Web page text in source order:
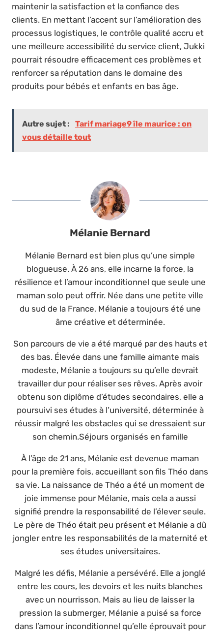
maintenir la satisfaction et la confiance des
clients. En mettant l’accent sur l’amélioration des
processus logistiques, le contrôle qualité accru et
une meilleure accessibilité du service client, Jukki
pourrait résoudre efficacement ces problèmes et
renforcer sa réputation dans le domaine des
produits pour bébés et enfants en bas âge.
Autre sujet :
Tarif mariage9 île maurice : on
vous détaille tout
Mélanie Bernard
Mélanie Bernard est bien plus qu’une simple
blogueuse. À 26 ans, elle incarne la force, la
résilience et l’amour inconditionnel que seule une
maman solo peut offrir. Née dans une petite ville
du sud de la France, Mélanie a toujours été une
âme créative et déterminée.
Son parcours de vie a été marqué par des hauts et
des bas. Élevée dans une famille aimante mais
modeste, Mélanie a toujours su qu’elle devrait
travailler dur pour réaliser ses rêves. Après avoir
obtenu son diplôme d’études secondaires, elle a
poursuivi ses études à l’université, déterminée à
réussir malgré les obstacles qui se dressaient sur
son chemin.Séjours organisés en famille
À l’âge de 21 ans, Mélanie est devenue maman
pour la première fois, accueillant son fils Théo dans
sa vie. La naissance de Théo a été un moment de
joie immense pour Mélanie, mais cela a aussi
signifié prendre la responsabilité de l’élever seule.
Le père de Théo était peu présent et Mélanie a dû
jongler entre les responsabilités de la maternité et
ses études universitaires.
Malgré les défis, Mélanie a persévéré. Elle a jonglé
entre les cours, les devoirs et les nuits blanches
avec un nourrisson. Mais au lieu de laisser la
pression la submerger, Mélanie a puisé sa force
dans l’amour inconditionnel qu’elle éprouvait pour